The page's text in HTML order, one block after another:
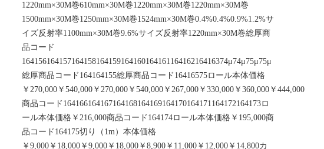
1220mm×30M巻610mm×30M巻1220mm×30M巻1220mm×30M巻
1500mm×30M巻1250mm×30M巻1524mm×30M巻0.4%0.4%0.9%1.2%サ
イズ反射率1100mm×30M巻9.6%サイズ反射率1220mm×30M巻総厚商
品コード
16415616415716415816415916416016416116416216416374μ74μ75μ75μ
総厚商品コード164164155総厚商品コード16416575ロール本体価格
￥270,000￥540,000￥270,000￥540,000￥267,000￥330,000￥360,000￥444,000
商品コード164166164167164168164169164170164171164172164173ロ
ール本体価格￥216,000商品コード164174ロール本体価格￥195,000商
品コード164175切り（1m）本体価格
￥9,000￥18,000￥9,000￥18,000￥8,900￥11,000￥12,000￥14,800カ